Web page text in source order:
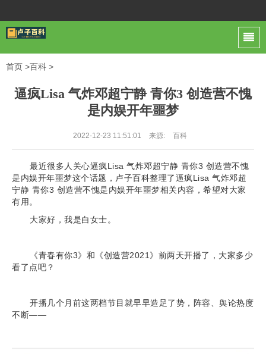
首页 >百科 >
逼疯Lisa 气炸邓超宁静 青你3 创造营不愧
是内娱开年噩梦
2022-12-23 11:51:01 来源: 百科
最近很多人关心逼疯Lisa 气炸邓超宁静 青你3 创造营不愧
是内娱开年噩梦这个话题，卢子百科整理了逼疯Lisa 气炸邓超
宁静 青你3 创造营不愧是内娱开年噩梦相关内容，希望对大家
有用。
大家好，我是白女士。
《青春有你3》和《创造营2021》前两天开播了，大家多少
看了点吧？
开播几个月前这两档节目就早早造足了势，阵容、舆论热度
不断——